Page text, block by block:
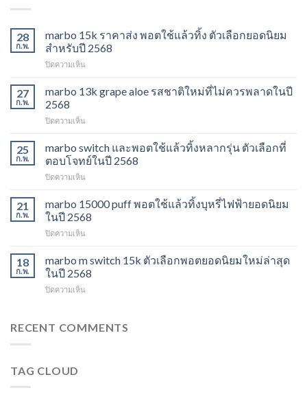
28
ก.พ.
marbo 15k ราคาส่ง พอตใช้แล้วทิ้ง ตัวเลือกยอดนิยม
สำหรับปี 2568
ปิดความเห็น
15k
ราคา
พอต
แล้ว
ทิ้ง
เลือก
นิยม
สำหรับ
27
ก.พ.
marbo 13k grape aloe รสชาติใหม่ที่ไม่ควรพลาดในปี
2568
ปิดความเห็น
13k
grape
aloe
รสชาติ
ที่
ไม่
พลาด
2568
25
ก.พ.
marbo switch และพอตใช้แล้วทิ้งหลากรุ่น ตัวเลือกที่
ตอบโจทย์ในปี 2568
ปิดความเห็น
switch
พอต
ใช้
ทิ้ง
หลาก
ตัว
ตอบ
21
ก.พ.
marbo 15000 puff พอตใช้แล้วทิ้งบุหรี่ไฟฟ้ายอดนิยม
ในปี 2568
ปิดความเห็น
15000
พอต
ใช้
บุหรี่
18
ก.พ.
marbo m switch 15k ตัวเลือกพอตยอดนิยมใหม่ล่าสุด
ในปี 2568
ปิดความเห็น
switch
RECENT COMMENTS
TAG CLOUD